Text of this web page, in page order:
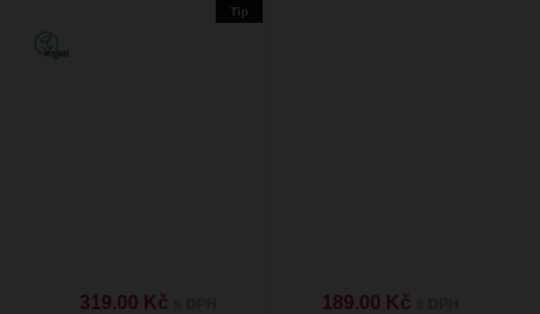
Tip
319.00 Kč 189.00 Kč